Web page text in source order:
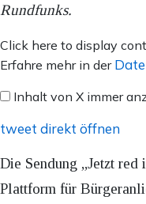
Rundfunks.
Inhalt
von
anzeigen
Click here to display
Erfahre mehr in der
Inhalt von X immer
tweet direkt öffnen
Die Sendung „Jetzt
Plattform für